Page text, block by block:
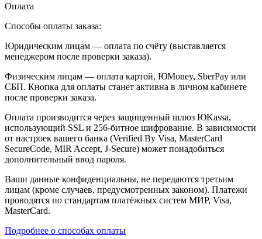
Оплата
Способы оплаты заказа:
Юридическим лицам — оплата по счёту (выставляется
менеджером после проверки заказа).
Физическим лицам — оплата картой, ЮMoney, SberPay или
СБП. Кнопка для оплаты станет активна в личном кабинете
после проверки заказа.
Оплата производится через защищенный шлюз ЮKassa,
использующий SSL и 256-битное шифрование. В зависимости
от настроек вашего банка (Verified By Visa, MasterCard
SecureCode, MIR Accept, J-Secure) может понадобиться
дополнительный ввод пароля.
Ваши данные конфиденциальны, не передаются третьим
лицам (кроме случаев, предусмотренных законом). Платежи
проводятся по стандартам платёжных систем МИР, Visa,
MasterCard.
Подробнее о способах оплаты